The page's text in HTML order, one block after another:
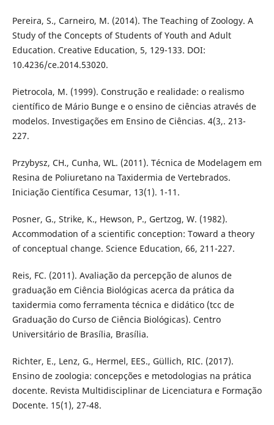
Pereira, S., Carneiro, M. (2014). The Teaching of Zoology. A
Study of the Concepts of Students of Youth and Adult
Education. Creative Education, 5, 129-133. DOI:
10.4236/ce.2014.53020.
Pietrocola, M. (1999). Construção e realidade: o realismo
científico de Mário Bunge e o ensino de ciências através de
modelos. Investigações em Ensino de Ciências. 4(3,. 213-
227.
Przybysz, CH., Cunha, WL. (2011). Técnica de Modelagem em
Resina de Poliuretano na Taxidermia de Vertebrados.
Iniciação Científica Cesumar, 13(1). 1-11.
Posner, G., Strike, K., Hewson, P., Gertzog, W. (1982).
Accommodation of a scientific conception: Toward a theory
of conceptual change. Science Education, 66, 211-227.
Reis, FC. (2011). Avaliação da percepção de alunos de
graduação em Ciência Biológicas acerca da prática da
taxidermia como ferramenta técnica e didático (tcc de
Graduação do Curso de Ciência Biológicas). Centro
Universitário de Brasília, Brasília.
Richter, E., Lenz, G., Hermel, EES., Güllich, RIC. (2017).
Ensino de zoologia: concepções e metodologias na prática
docente. Revista Multidisciplinar de Licenciatura e Formação
Docente. 15(1), 27-48.